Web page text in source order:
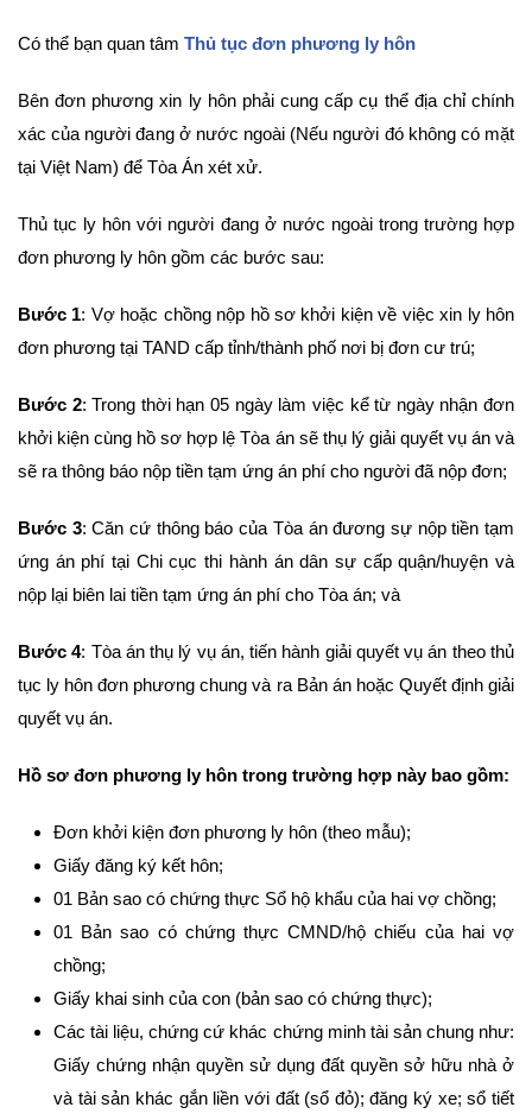
Có thể bạn quan tâm Thủ tục đơn phương ly hôn
Bên đơn phương xin ly hôn phải cung cấp cụ thể địa chỉ chính
xác của người đang ở nước ngoài (Nếu người đó không có mặt
tại Việt Nam) để Tòa Án xét xử.
Thủ tục ly hôn với người đang ở nước ngoài trong trường hợp
đơn phương ly hôn gồm các bước sau:
Bước 1: Vợ hoặc chồng nộp hồ sơ khởi kiện về việc xin ly hôn
đơn phương tại TAND cấp tỉnh/thành phố nơi bị đơn cư trú;
Bước 2: Trong thời hạn 05 ngày làm việc kể từ ngày nhận đơn
khởi kiện cùng hồ sơ hợp lệ Tòa án sẽ thụ lý giải quyết vụ án và
sẽ ra thông báo nộp tiền tạm ứng án phí cho người đã nộp đơn;
Bước 3: Căn cứ thông báo của Tòa án đương sự nộp tiền tạm
ứng án phí tại Chi cục thi hành án dân sự cấp quận/huyện và
nộp lại biên lai tiền tạm ứng án phí cho Tòa án; và
Bước 4: Tòa án thụ lý vụ án, tiến hành giải quyết vụ án theo thủ
tục ly hôn đơn phương chung và ra Bản án hoặc Quyết định giải
quyết vụ án.
Hồ sơ đơn phương ly hôn trong trường hợp này bao gồm:
Đơn khởi kiện đơn phương ly hôn (theo mẫu);
Giấy đăng ký kết hôn;
01 Bản sao có chứng thực Sổ hộ khẩu của hai vợ chồng;
01 Bản sao có chứng thực CMND/hộ chiếu của hai vợ
chồng;
Giấy khai sinh của con (bản sao có chứng thực);
Các tài liệu, chứng cứ khác chứng minh tài sản chung như:
Giấy chứng nhận quyền sử dụng đất quyền sở hữu nhà ở
và tài sản khác gắn liền với đất (sổ đỏ); đăng ký xe; sổ tiết